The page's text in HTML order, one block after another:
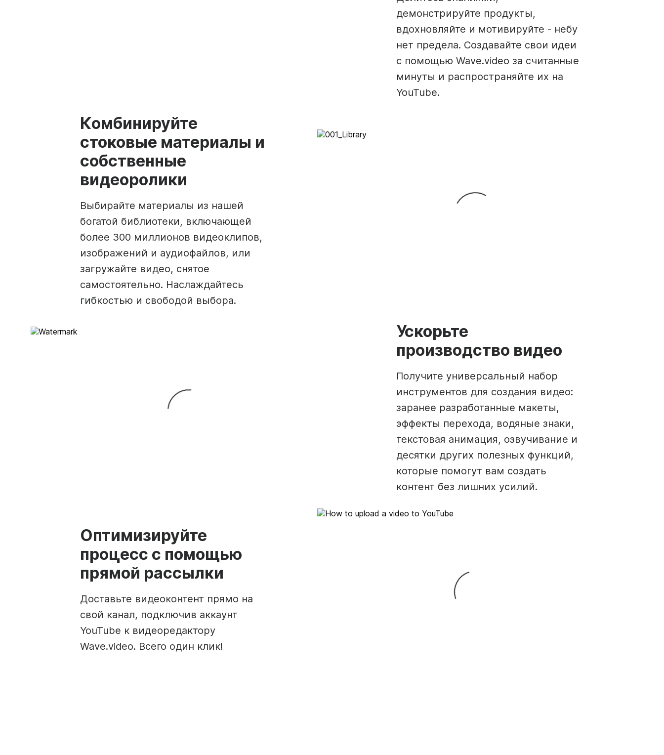
демонстрируйте продукты,
вдохновляйте и мотивируйте - небу
нет предела. Создавайте свои идеи
с помощью Wave.video за считанные
минуты и распространяйте их на
YouTube.
Комбинируйте
стоковые материалы и
собственные
видеоролики
Выбирайте материалы из нашей
богатой библиотеки, включающей
более 300 миллионов видеоклипов,
изображений и аудиофайлов, или
загружайте видео, снятое
самостоятельно. Наслаждайтесь
гибкостью и свободой выбора.
Ускорьте
производство видео
Получите универсальный набор
инструментов для создания видео:
заранее разработанные макеты,
эффекты перехода, водяные знаки,
текстовая анимация, озвучивание и
десятки других полезных функций,
которые помогут вам создать
контент без лишних усилий.
Оптимизируйте
процесс с помощью
прямой рассылки
Доставьте видеоконтент прямо на
свой канал, подключив аккаунт
YouTube к видеоредактору
Wave.video. Всего один клик!